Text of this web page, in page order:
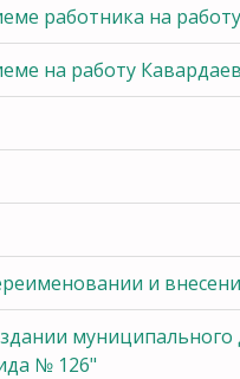
работника на работу
на работу
и
№ 126"